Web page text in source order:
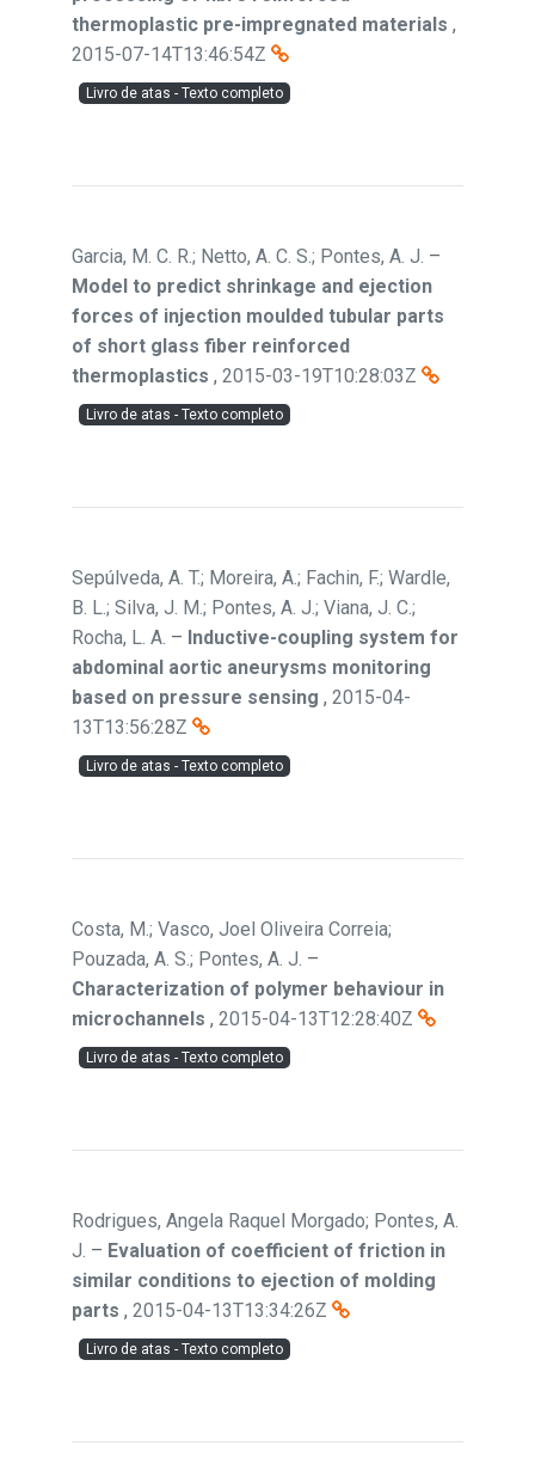
thermoplastic pre-impregnated materials ,
2015-07-14T13:46:54Z
Livro de atas - Texto completo
Garcia, M. C. R.; Netto, A. C. S.; Pontes, A. J. –
Model to predict shrinkage and ejection
forces of injection moulded tubular parts
of short glass fiber reinforced
thermoplastics , 2015-03-19T10:28:03Z
Livro de atas - Texto completo
Sepúlveda, A. T.; Moreira, A.; Fachin, F.; Wardle,
B. L.; Silva, J. M.; Pontes, A. J.; Viana, J. C.;
Rocha, L. A. – Inductive-coupling system for
abdominal aortic aneurysms monitoring
based on pressure sensing , 2015-04-
13T13:56:28Z
Livro de atas - Texto completo
Costa, M.; Vasco, Joel Oliveira Correia;
Pouzada, A. S.; Pontes, A. J. –
Characterization of polymer behaviour in
microchannels , 2015-04-13T12:28:40Z
Livro de atas - Texto completo
Rodrigues, Angela Raquel Morgado; Pontes, A.
J. – Evaluation of coefficient of friction in
similar conditions to ejection of molding
parts , 2015-04-13T13:34:26Z
Livro de atas - Texto completo